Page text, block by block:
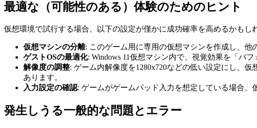
最適な（可能性のある）体験のためのヒント
仮想環境で試行する場合、以下の設定が僅かに成功確率を高めるかもし
仮想マシンの分離: このゲーム用に専用の仮想マシンを作成し、他
ゲストOSの最適化: Windows 11仮想マシン内で、視覚効果を「パ
解像度の調整: ゲーム内解像度を1280x720などの低い設定にし、
あります。
入力設定の確認: ゲームがゲームパッド入力を想定している場合、
発生しうる一般的な問題とエラー